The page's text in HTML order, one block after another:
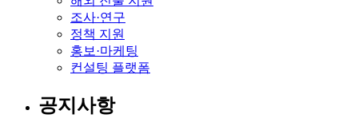
조사·연구
정책 지원
홍보·마케팅
컨설팅 플랫폼
공지사항